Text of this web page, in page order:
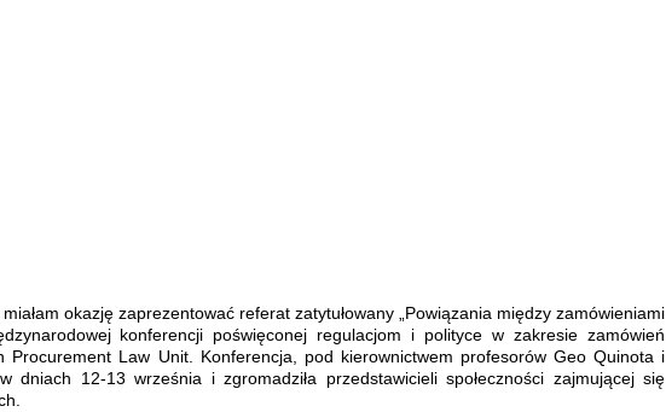
okazję zaprezentować referat zatytułowany „Powiązania między zamówieniami
konferencji poświęconej regulacjom i polityce w zakresie zamówień
Procurement Law Unit. Konferencja, pod kierownictwem profesorów Geo Quinota i
dniach 12-13 września i zgromadziła przedstawicieli społeczności zajmującej się